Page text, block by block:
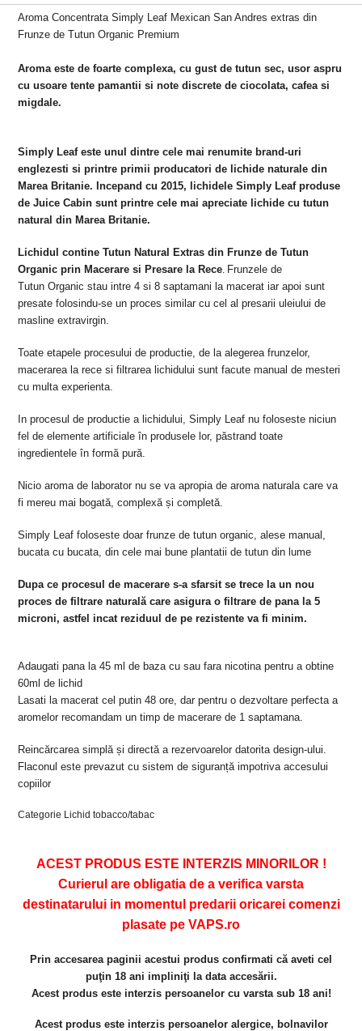
Aroma ConcentrataSimply Leaf Mexican San Andres extras din
Frunze de Tutun Organic Premium
Aroma este de foartecomplexa, cu gust de tutun sec, usor aspru
cu usoare tente pamantii si note discrete de ciocolata, cafea si
migdale.
Simply Leaf este unul dintre cele mai renumite brand-uri
englezesti si printre primii producatori de lichide naturale din
Marea Britanie. Incepand cu 2015, lichidele Simply Leaf produse
de Juice Cabin sunt printre cele mai apreciate lichide cu tutun
natural din Marea Britanie.
Lichidul contine Tutun Natural Extras din Frunze de Tutun
Organic prin Macerare si Presare la Rece Frunzele de
TutunOrganic stau intre 4 si 8 saptamani la macerat iar apoi sunt
presate folosindu-se un proces similar cu cel al presarii uleiului de
masline extravirgin.
Toate etapele procesului de productie, de la alegerea frunzelor,
macerarea la rece si filtrarea lichidului sunt facute manual de mesteri
cu multa experienta.
In procesul de productie a lichidului, Simply Leaf nu foloseste niciun
fel de elemente artificiale în produsele lor, păstrand toate
ingredientele în formă pură.
Nicio aroma de laborator nu se va apropia de aroma naturala care va
fi mereu mai bogată, complexă și completă.
Simply Leaf foloseste doar frunze de tutun organic, alese manual,
bucata cu bucata, din cele mai bune plantatii de tutun din lume
Dupa ce procesul de macerare s-a sfarsit se trece la un nou
proces de filtrare naturală care asigura o filtrare de pana la 5
microni, astfel incat reziduul de pe rezistente va fi minim.
Adaugati pana la 45 ml de baza cu sau fara nicotina pentru a obtine
60ml de lichid
Lasati la macerat cel putin 48 ore, dar pentru o dezvoltare perfecta a
aromelor recomandam un timp de macerare de 1 saptamana.
Reincărcarea simplă și directă a rezervoarelor datorita design-ului.
Flaconul este prevazut cu sistem de siguranță impotriva accesului
copiilor
Categorie Lichid tobacco/tabac
ACEST PRODUS ESTE INTERZIS MINORILOR !
Curierul are obligatia de a verifica varsta
destinatarului in momentul predarii oricarei comenzi
plasate pe VAPS.ro
Prin accesarea paginii acestui produs confirmati că aveti cel
puţin 18 ani impliniţi la data accesării.
Acest produs este interzis persoanelor cu varsta sub 18 ani!
Acest produs este interzis persoanelor alergice, bolnavilor